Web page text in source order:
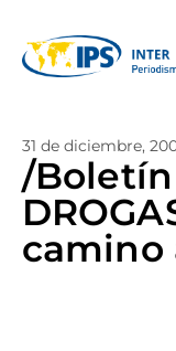
31 de diciembre,
/
camino